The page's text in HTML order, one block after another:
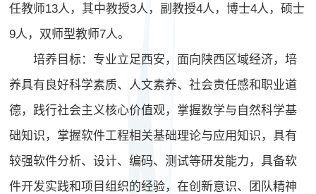
任教师13人，其中教授3人，副教授4人，博士4人，硕士
9人，双师型教师7人。
培养目标：专业立足西安，面向陕西区域经济，培
养具有良好科学素质、人文素养、社会责任感和职业道
德，践行社会主义核心价值观，掌握数学与自然科学基
础知识，掌握软件工程相关基础理论与应用知识，具有
较强软件分析、设计、编码、测试等研发能力，具备软
件开发实践和项目组织的经验，在创新意识、团队精神